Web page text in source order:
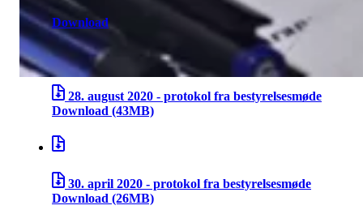
20. november 2020 - protokol fra bestyrelsesmøde
Download
28. august 2020 - protokol fra bestyrelsesmøde
Download (43MB)
30. april 2020 - protokol fra bestyrelsesmøde
Download (26MB)